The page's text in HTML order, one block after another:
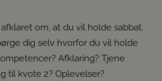
om, at du vil holde sabbat.
dig selv hvorfor du vil holde
Afklaring? Tjene
til kvote 2? Oplevelser?